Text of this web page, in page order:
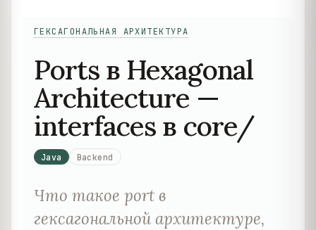
ГЕКСАГОНАЛЬНАЯ АРХИТЕКТУРА
Ports в Hexagonal
Architecture —
interfaces в core/
Java Backend
Что такое port в
гексагональной архитектуре,